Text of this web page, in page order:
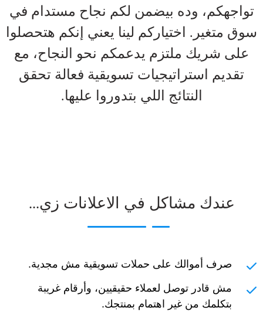
تواجهكم، وده بيضمن لكم نجاح مستدام في
سوق متغير. اختياركم لينا يعني إنكم هتحصلوا
على شريك ملتزم يدعمكم نحو النجاح، مع
تقديم استراتيجيات تسويقية فعالة تحقق
النتائج اللي بتدوروا عليها.
عندك مشاكل في الاعلانات زي...
صرف أموالك على حملات تسويقية مش مجدية.
مش قادر توصل لعملاء حقيقيين، وأرقام غريبة
بتكلمك من غير اهتمام بمنتجك.